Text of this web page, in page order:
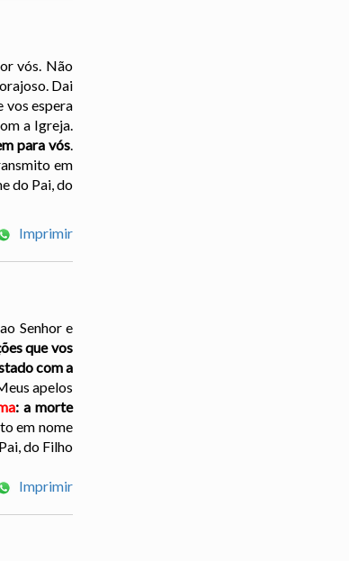
vós. Não
Dai
vos espera
a Igreja.
para vós.
em
do Pai, do
Imprimir
Senhor e
que vos
com a
apelos
: a morte
em nome
do Filho
Imprimir